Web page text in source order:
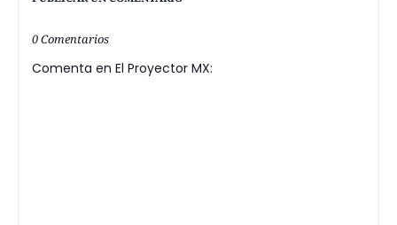
0 Comentarios
Comenta en El Proyector MX: